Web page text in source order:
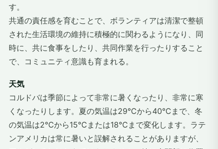
す。
共通の責任感を育むことで、ボランティアは清潔で整頓
された生活環境の維持に積極的に関わるようになり、同
時に、共に食事をしたり、共同作業を行ったりすること
で、コミュニティ意識も育まれる。
天気
コルドバは季節によって非常に暑くなったり、非常に寒
くなったりします。夏の気温は29℃から40℃まで、冬
の気温は2℃から15℃または18℃まで変化します。ラテ
ンアメリカは常に暑いと誤解されることがありますが、